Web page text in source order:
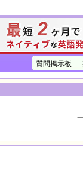
質問掲示板